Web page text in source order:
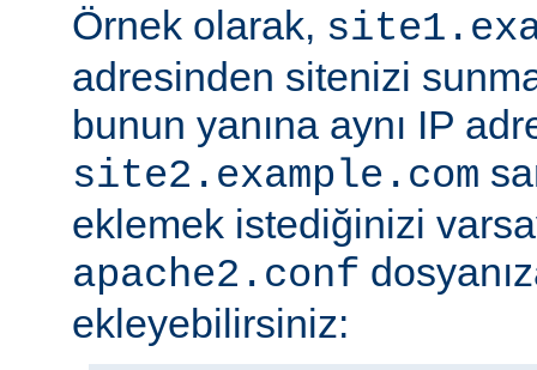
Örnek olarak,
adresinden sitenizi
bunun yanına aynı IP
site2.example.com
eklemek istediğinizi
apache2.conf
ekleyebilirsiniz: